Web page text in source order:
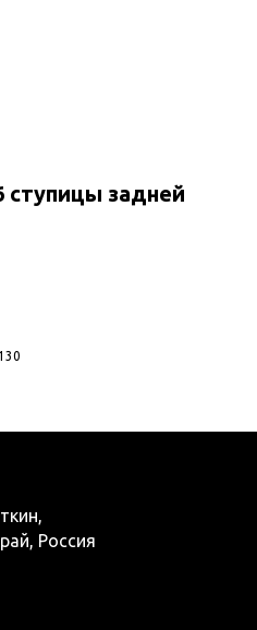
ступицы задней
Россия